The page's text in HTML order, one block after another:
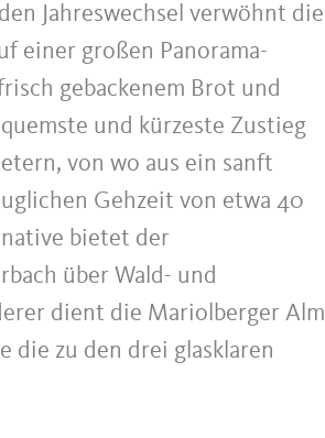
Jahreswechsel verwöhnt die
einer großen Panorama-
gebackenem Brot und
und kürzeste Zustieg
von wo aus ein sanft
Gehzeit von etwa 40
bietet der
über Wald- und
dient die Mariolberger Alm
die zu den drei glasklaren